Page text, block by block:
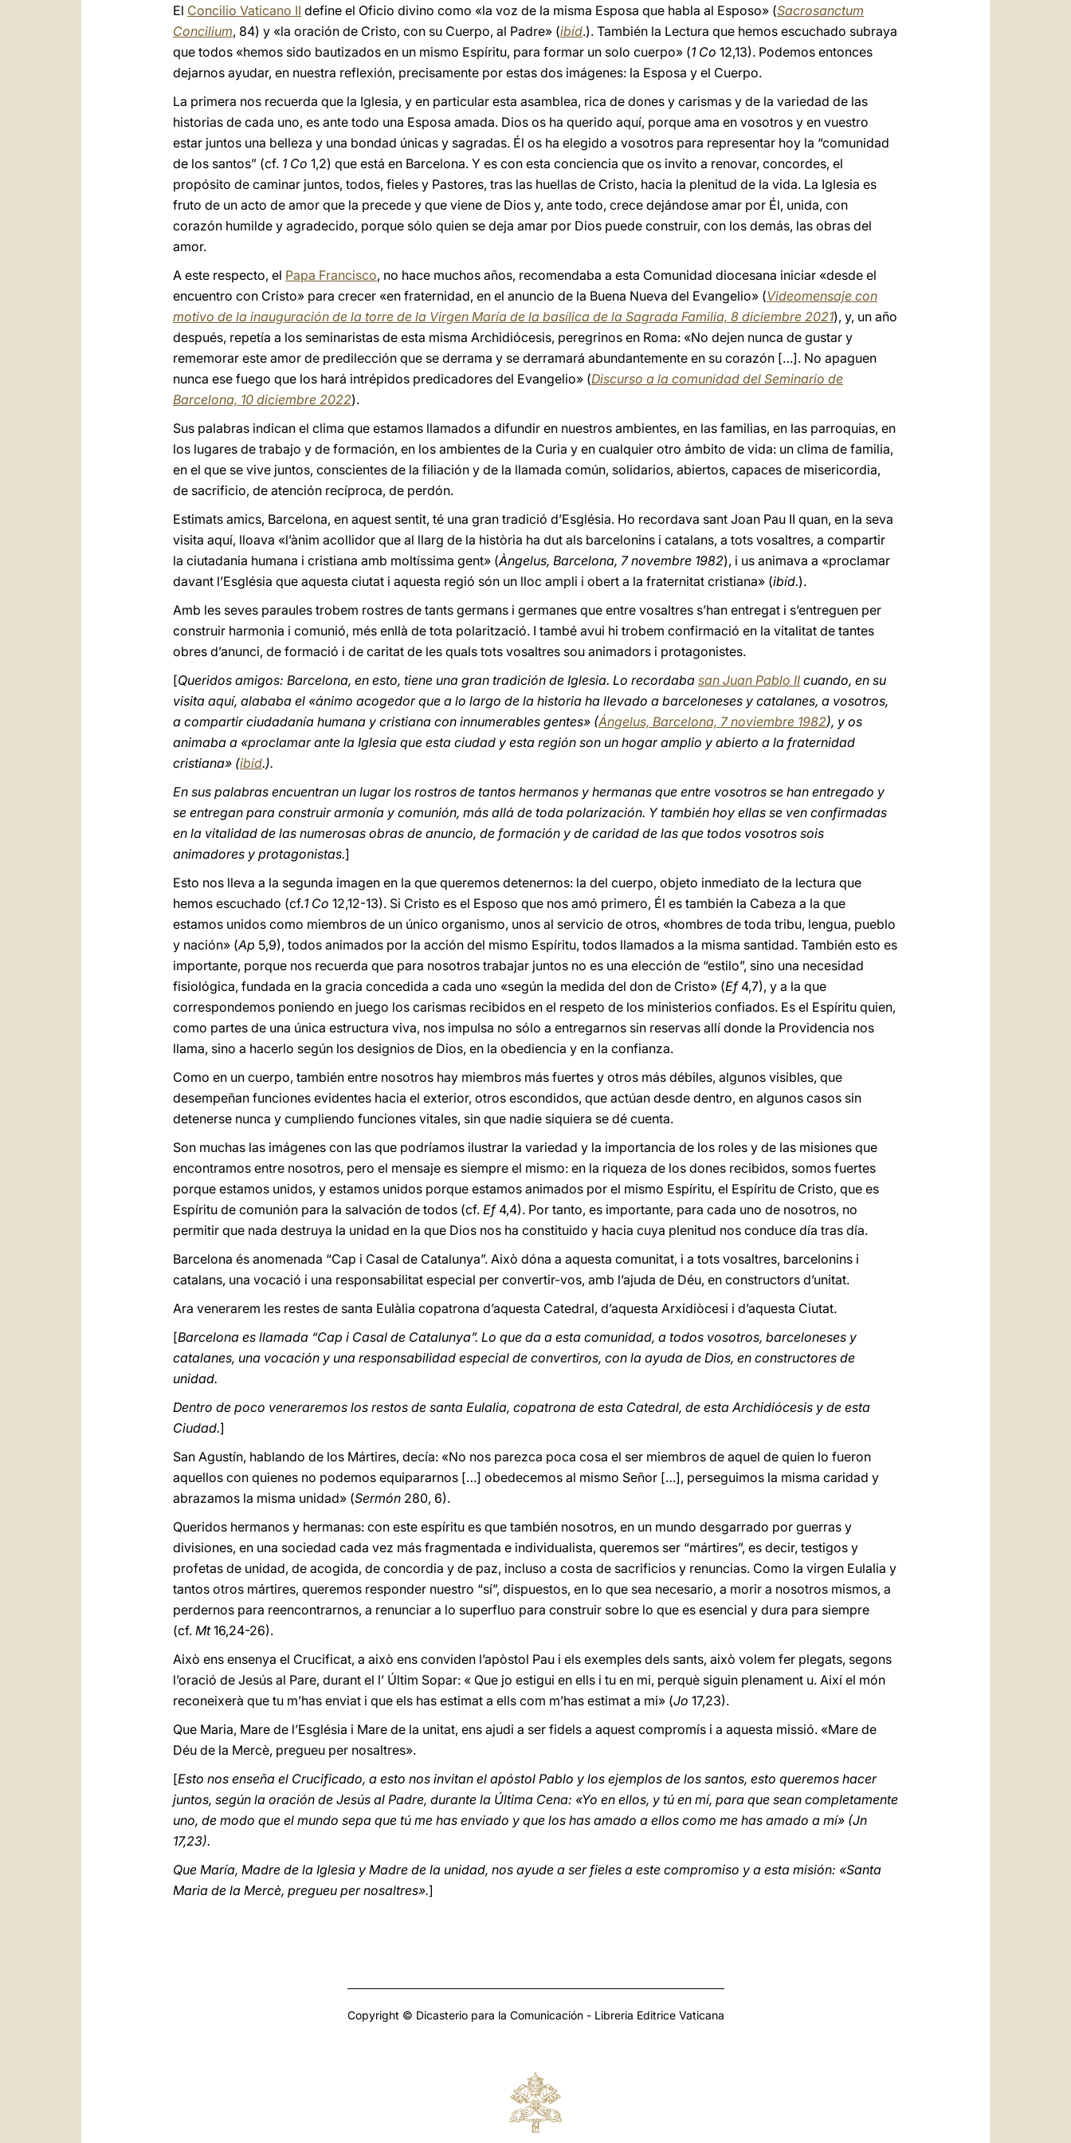
El Concilio Vaticano II define el Oficio divino como «la voz de la misma Esposa que habla al Esposo» (Sacrosanctum
Concilium, 84) y «la oración de Cristo, con su Cuerpo, al Padre» (ibíd.). También la Lectura que hemos escuchado subraya
que todos «hemos sido bautizados en un mismo Espíritu, para formar un solo cuerpo» (1 Co 12,13). Podemos entonces
dejarnos ayudar, en nuestra reflexión, precisamente por estas dos imágenes: la Esposa y el Cuerpo.
La primera nos recuerda que la Iglesia, y en particular esta asamblea, rica de dones y carismas y de la variedad de las
historias de cada uno, es ante todo una Esposa amada. Dios os ha querido aquí, porque ama en vosotros y en vuestro
estar juntos una belleza y una bondad únicas y sagradas. Él os ha elegido a vosotros para representar hoy la “comunidad
de los santos” (cf. 1 Co 1,2) que está en Barcelona. Y es con esta conciencia que os invito a renovar, concordes, el
propósito de caminar juntos, todos, fieles y Pastores, tras las huellas de Cristo, hacia la plenitud de la vida. La Iglesia es
fruto de un acto de amor que la precede y que viene de Dios y, ante todo, crece dejándose amar por Él, unida, con
corazón humilde y agradecido, porque sólo quien se deja amar por Dios puede construir, con los demás, las obras del
amor.
A este respecto, el Papa Francisco, no hace muchos años, recomendaba a esta Comunidad diocesana iniciar «desde el
encuentro con Cristo» para crecer «en fraternidad, en el anuncio de la Buena Nueva del Evangelio» (Videomensaje con
motivo de la inauguración de la torre de la Virgen María de la basílica de la Sagrada Familia, 8 diciembre 2021), y, un año
después, repetía a los seminaristas de esta misma Archidiócesis, peregrinos en Roma: «No dejen nunca de gustar y
rememorar este amor de predilección que se derrama y se derramará abundantemente en su corazón […]. No apaguen
nunca ese fuego que los hará intrépidos predicadores del Evangelio» (Discurso a la comunidad del Seminario de
Barcelona, 10 diciembre 2022).
Sus palabras indican el clima que estamos llamados a difundir en nuestros ambientes, en las familias, en las parroquias, en
los lugares de trabajo y de formación, en los ambientes de la Curia y en cualquier otro ámbito de vida: un clima de familia,
en el que se vive juntos, conscientes de la filiación y de la llamada común, solidarios, abiertos, capaces de misericordia,
de sacrificio, de atención recíproca, de perdón.
Estimats amics, Barcelona, en aquest sentit, té una gran tradició d’Església. Ho recordava sant Joan Pau II quan, en la seva
visita aquí, lloava «l’ànim acollidor que al llarg de la història ha dut als barcelonins i catalans, a tots vosaltres, a compartir
la ciutadania humana i cristiana amb moltíssima gent» (Àngelus, Barcelona, 7 novembre 1982), i us animava a «proclamar
davant l’Església que aquesta ciutat i aquesta regió són un lloc ampli i obert a la fraternitat cristiana» (ibíd.).
Amb les seves paraules trobem rostres de tants germans i germanes que entre vosaltres s’han entregat i s’entreguen per
construir harmonia i comunió, més enllà de tota polarització. I també avui hi trobem confirmació en la vitalitat de tantes
obres d’anunci, de formació i de caritat de les quals tots vosaltres sou animadors i protagonistes.
[Queridos amigos: Barcelona, en esto, tiene una gran tradición de Iglesia. Lo recordaba san Juan Pablo II cuando, en su
visita aquí, alababa el «ánimo acogedor que a lo largo de la historia ha llevado a barceloneses y catalanes, a vosotros,
a compartir ciudadanía humana y cristiana con innumerables gentes» (Ángelus, Barcelona, 7 noviembre 1982), y os
animaba a «proclamar ante la Iglesia que esta ciudad y esta región son un hogar amplio y abierto a la fraternidad
cristiana» (ibíd.).
En sus palabras encuentran un lugar los rostros de tantos hermanos y hermanas que entre vosotros se han entregado y
se entregan para construir armonía y comunión, más allá de toda polarización. Y también hoy ellas se ven confirmadas
en la vitalidad de las numerosas obras de anuncio, de formación y de caridad de las que todos vosotros sois
animadores y protagonistas.]
Esto nos lleva a la segunda imagen en la que queremos detenernos: la del cuerpo, objeto inmediato de la lectura que
hemos escuchado (cf.1 Co 12,12-13). Si Cristo es el Esposo que nos amó primero, Él es también la Cabeza a la que
estamos unidos como miembros de un único organismo, unos al servicio de otros, «hombres de toda tribu, lengua, pueblo
y nación» (Ap 5,9), todos animados por la acción del mismo Espíritu, todos llamados a la misma santidad. También esto es
importante, porque nos recuerda que para nosotros trabajar juntos no es una elección de “estilo”, sino una necesidad
fisiológica, fundada en la gracia concedida a cada uno «según la medida del don de Cristo» (Ef4,7), y a la que
correspondemos poniendo en juego los carismas recibidos en el respeto de los ministerios confiados. Es el Espíritu quien,
como partes de una única estructura viva, nos impulsa no sólo a entregarnos sin reservas allí donde la Providencia nos
llama, sino a hacerlo según los designios de Dios, en la obediencia y en la confianza.
Como en un cuerpo, también entre nosotros hay miembros más fuertes y otros más débiles, algunos visibles, que
desempeñan funciones evidentes hacia el exterior, otros escondidos, que actúan desde dentro, en algunos casos sin
detenerse nunca y cumpliendo funciones vitales, sin que nadie siquiera se dé cuenta.
Son muchas las imágenes con las que podríamos ilustrar la variedad y la importancia de los roles y de las misiones que
encontramos entre nosotros, pero el mensaje es siempre el mismo: en la riqueza de los dones recibidos, somos fuertes
porque estamos unidos, y estamos unidos porque estamos animados por el mismo Espíritu, el Espíritu de Cristo, que es
Espíritu de comunión para la salvación de todos (cf. Ef4,4). Por tanto, es importante, para cada uno de nosotros, no
permitir que nada destruya la unidad en la que Dios nos ha constituido y hacia cuya plenitud nos conduce día tras día.
Barcelona és anomenada “Cap i Casal de Catalunya”. Això dóna a aquesta comunitat, i a tots vosaltres, barcelonins i
catalans, una vocació i una responsabilitat especial per convertir-vos, amb l’ajuda de Déu, en constructors d’unitat.
Ara venerarem les restes de santa Eulàlia copatrona d’aquesta Catedral, d’aquesta Arxidiòcesi i d’aquesta Ciutat.
[Barcelona es llamada “Cap i Casal de Catalunya”. Lo que da a esta comunidad, a todos vosotros, barceloneses y
catalanes, una vocación y una responsabilidad especial de convertiros, con la ayuda de Dios, en constructores de
unidad.
Dentro de poco veneraremos los restos de santa Eulalia, copatrona de esta Catedral, de esta Archidiócesis y de esta
Ciudad.]
San Agustín, hablando de los Mártires, decía: «No nos parezca poca cosa el ser miembros de aquel de quien lo fueron
aquellos con quienes no podemos equipararnos […] obedecemos al mismo Señor […], perseguimos la misma caridad y
abrazamos la misma unidad» (Sermón 280, 6).
Queridos hermanos y hermanas: con este espíritu es que también nosotros, en un mundo desgarrado por guerras y
divisiones, en una sociedad cada vez más fragmentada e individualista, queremos ser “mártires”, es decir, testigos y
profetas de unidad, de acogida, de concordia y de paz, incluso a costa de sacrificios y renuncias. Como la virgen Eulalia y
tantos otros mártires, queremos responder nuestro “sí”, dispuestos, en lo que sea necesario, a morir a nosotros mismos, a
perdernos para reencontrarnos, a renunciar a lo superfluo para construir sobre lo que es esencial y dura para siempre
(cf. Mt16,24-26).
Això ens ensenya el Crucificat, a això ens conviden l’apòstol Pau i els exemples dels sants, això volem fer plegats, segons
l’oració de Jesús al Pare, durant el l’ Últim Sopar: « Que jo estigui en ells i tu en mi, perquè siguin plenament u. Així el món
reconeixerà que tu m’has enviat i que els has estimat a ells com m’has estimat a mi» (Jo 17,23).
Que Maria, Mare de l’Església i Mare de la unitat, ens ajudi a ser fidels a aquest compromís i a aquesta missió. «Mare de
Déu de la Mercè, pregueu per nosaltres».
[Esto nos enseña el Crucificado, a esto nos invitan el apóstol Pablo y los ejemplos de los santos, esto queremos hacer
juntos, según la oración de Jesús al Padre, durante la Última Cena: «Yo en ellos, y tú en mí, para que sean completamente
uno, de modo que el mundo sepa que tú me has enviado y que los has amado a ellos como me has amado a mí» (Jn
17,23).
Que María, Madre de la Iglesia y Madre de la unidad, nos ayude a ser fieles a este compromiso y a esta misión: «Santa
Maria de la Mercè, pregueu per nosaltres».]
Copyright © Dicasterio para la Comunicación - Libreria Editrice Vaticana